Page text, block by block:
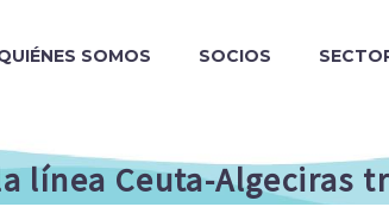
SOMOS SOCIOS
línea Ceuta-Algeciras